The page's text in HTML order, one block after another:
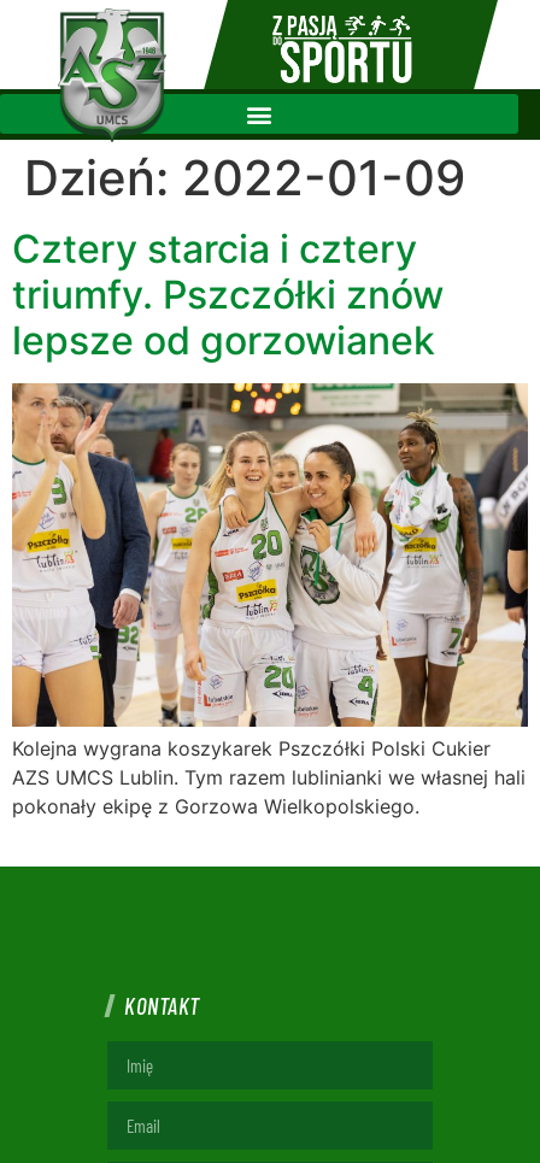
Dzień: 2022-01-09
Cztery starcia i cztery
triumfy. Pszczółki znów
lepsze od gorzowianek
Kolejna wygrana koszykarek Pszczółki Polski Cukier
AZS UMCS Lublin. Tym razem lublinianki we własnej hali
pokonały ekipę z Gorzowa Wielkopolskiego.
KONTAKT